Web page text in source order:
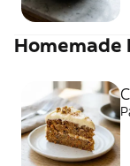
Homemade